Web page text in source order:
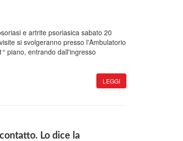
e artrite psoriasica sabato 20
si svolgeranno presso l'Ambulatorio
piano, entrando dall'ingresso
LEGGI
Lo dice la